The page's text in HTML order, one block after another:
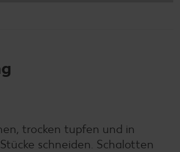
trocken tupfen und in
schneiden. Schalotten